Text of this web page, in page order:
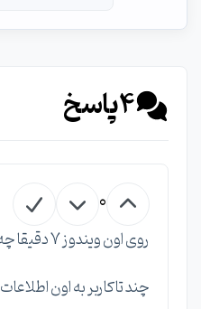
4پاسخ
0
روی اون ویندوز 7 دقیقا چه اطلاعاتی مهم وجود داره؟
چند تاکاربر به اون